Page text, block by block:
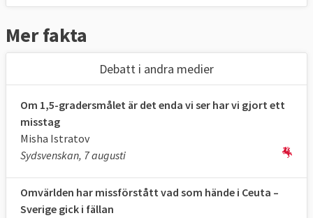
Mer fakta
Debatt i andra medier
Om 1,5-gradersmålet är det enda vi ser har vi gjort ett
misstag
Misha Istratov
Sydsvenskan, 7 augusti
Omvärlden har missförstått vad som hände i Ceuta –
Sverige gick i fällan